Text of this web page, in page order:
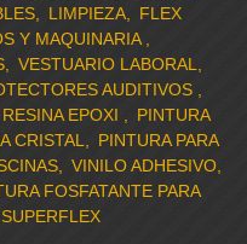
LIMPIEZA
FLEX
Y MAQUINARIA
VESTUARIO LABORAL
AUDITIVOS
EPOXI
PINTURA
CRISTAL
PINTURA PARA
VINILO ADHESIVO
FOSFATANTE PARA